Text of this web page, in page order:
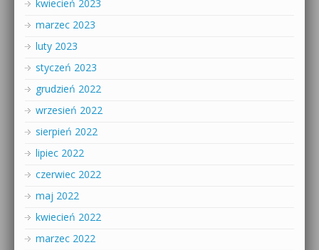
kwiecień 2023
marzec 2023
luty 2023
styczeń 2023
grudzień 2022
wrzesień 2022
sierpień 2022
lipiec 2022
czerwiec 2022
maj 2022
kwiecień 2022
marzec 2022